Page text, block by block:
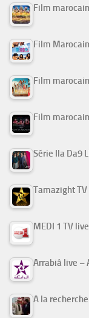
Tamazight
MEDI 1 TV
Arrabiâ live –